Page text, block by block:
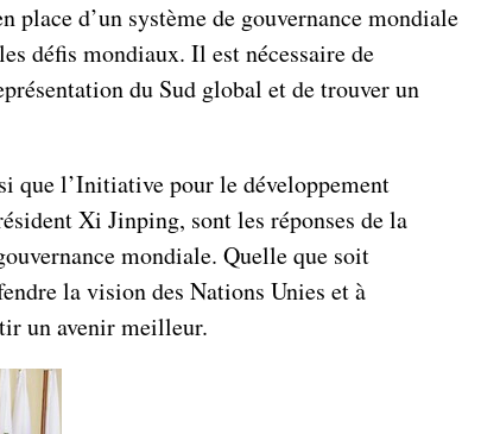
d’un système de gouvernance mondiale
défis mondiaux. Il est nécessaire de
du Sud global et de trouver un
que l’Initiative pour le développement
Xi Jinping, sont les réponses de la
mondiale. Quelle que soit
la vision des Nations Unies et à
un avenir meilleur.